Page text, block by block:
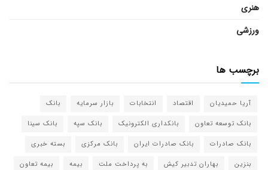
هنری
ورزشی
برچسب ها
آریا حمیدیان اقتصاد انتخابات بازار سرمایه
بانک
بانک توسعه تعاون
بانکداری الکترونیک بانک سپه
بانک سینا
بانک صادرات
بانک صادرات ایران بانک مرکزی
بسته خبری
بنزین
بهاران تدبیر کیش به پرداخت ملت بیمه
بیمه تعاون